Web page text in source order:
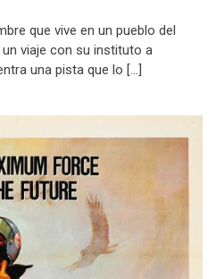
que vive en un pueblo del
viaje con su instituto a
una pista que lo […]